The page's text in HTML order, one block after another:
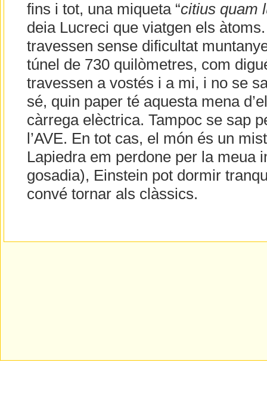
fins i tot, una miqueta “citius quam
deia Lucreci que viatgen els
travessen sense dificultat
túnel de 730 quilòmetres, com
travessen a vostés i a mi, i no se
sé, quin paper té aquesta mena
càrrega elèctrica. Tampoc se sap
l’AVE. En tot cas, el món és un
Lapiedra em perdone per la meua
gosadia), Einstein pot dormir
convé tornar als clàssics.